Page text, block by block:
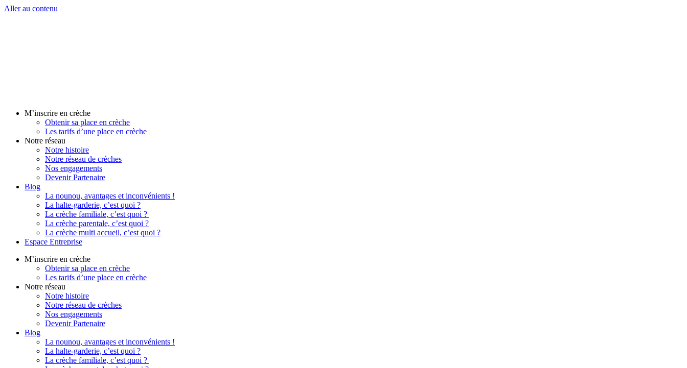
Aller au contenu
M’inscrire en crèche
Obtenir sa place en crèche
Les tarifs d’une place en crèche
Notre réseau
Notre histoire
Notre réseau de crèches
Nos engagements
Devenir Partenaire
Blog
La nounou, avantages et inconvénients !
La halte-garderie, c’est quoi ?
La crèche familiale, c’est quoi ?
La crèche parentale, c’est quoi ?
La crèche multi accueil, c’est quoi ?
Espace Entreprise
M’inscrire en crèche
Obtenir sa place en crèche
Les tarifs d’une place en crèche
Notre réseau
Notre histoire
Notre réseau de crèches
Nos engagements
Devenir Partenaire
Blog
La nounou, avantages et inconvénients !
La halte-garderie, c’est quoi ?
La crèche familiale, c’est quoi ?